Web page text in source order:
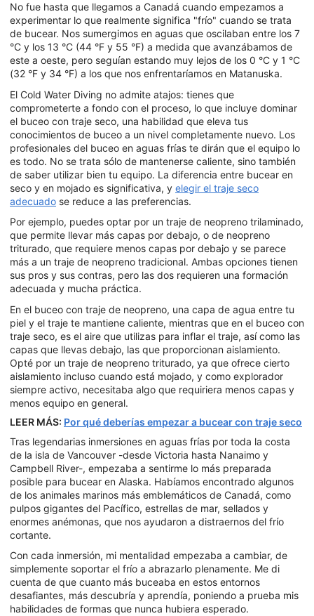
No fue hasta que llegamos a Canadá cuando empezamos a
experimentar lo que realmente significa "frío" cuando se trata
de bucear. Nos sumergimos en aguas que oscilaban entre los 7
°C y los 13 °C (44 °F y 55 °F) a medida que avanzábamos de
este a oeste, pero seguían estando muy lejos de los 0 °C y 1 °C
(32 °F y 34 °F) a los que nos enfrentaríamos en Matanuska.
El Cold Water Diving no admite atajos: tienes que
comprometerte a fondo con el proceso, lo que incluye dominar
el buceo con traje seco, una habilidad que eleva tus
conocimientos de buceo a un nivel completamente nuevo. Los
profesionales del buceo en aguas frías te dirán que el equipo lo
es todo. No se trata sólo de mantenerse caliente, sino también
de saber utilizar bien tu equipo. La diferencia entre bucear en
seco y en mojado es significativa, y elegir el traje seco
adecuado se reduce a las preferencias.
Por ejemplo, puedes optar por un traje de neopreno trilaminado,
que permite llevar más capas por debajo, o de neopreno
triturado, que requiere menos capas por debajo y se parece
más a un traje de neopreno tradicional. Ambas opciones tienen
sus pros y sus contras, pero las dos requieren una formación
adecuada y mucha práctica.
En el buceo con traje de neopreno, una capa de agua entre tu
piel y el traje te mantiene caliente, mientras que en el buceo con
traje seco, es el aire que utilizas para inflar el traje, así como las
capas que llevas debajo, las que proporcionan aislamiento.
Opté por un traje de neopreno triturado, ya que ofrece cierto
aislamiento incluso cuando está mojado, y como explorador
siempre activo, necesitaba algo que requiriera menos capas y
menos equipo en general.
LEER MÁS: Por qué deberías empezar a bucear con traje seco
Tras legendarias inmersiones en aguas frías por toda la costa
de la isla de Vancouver -desde Victoria hasta Nanaimo y
Campbell River-, empezaba a sentirme lo más preparada
posible para bucear en Alaska. Habíamos encontrado algunos
de los animales marinos más emblemáticos de Canadá, como
pulpos gigantes del Pacífico, estrellas de mar, sellados y
enormes anémonas, que nos ayudaron a distraernos del frío
cortante.
Con cada inmersión, mi mentalidad empezaba a cambiar, de
simplemente soportar el frío a abrazarlo plenamente. Me di
cuenta de que cuanto más buceaba en estos entornos
desafiantes, más descubría y aprendía, poniendo a prueba mis
habilidades de formas que nunca hubiera esperado.